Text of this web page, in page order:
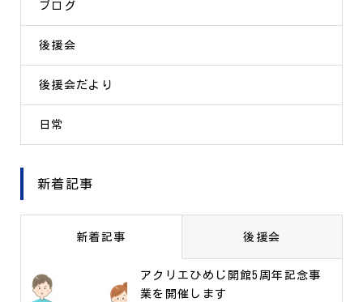
ブログ
後援会
後援会だより
日常
新着記事
新着記事 後援会
アクリエひめじ開館5周年記念事
業を開催します